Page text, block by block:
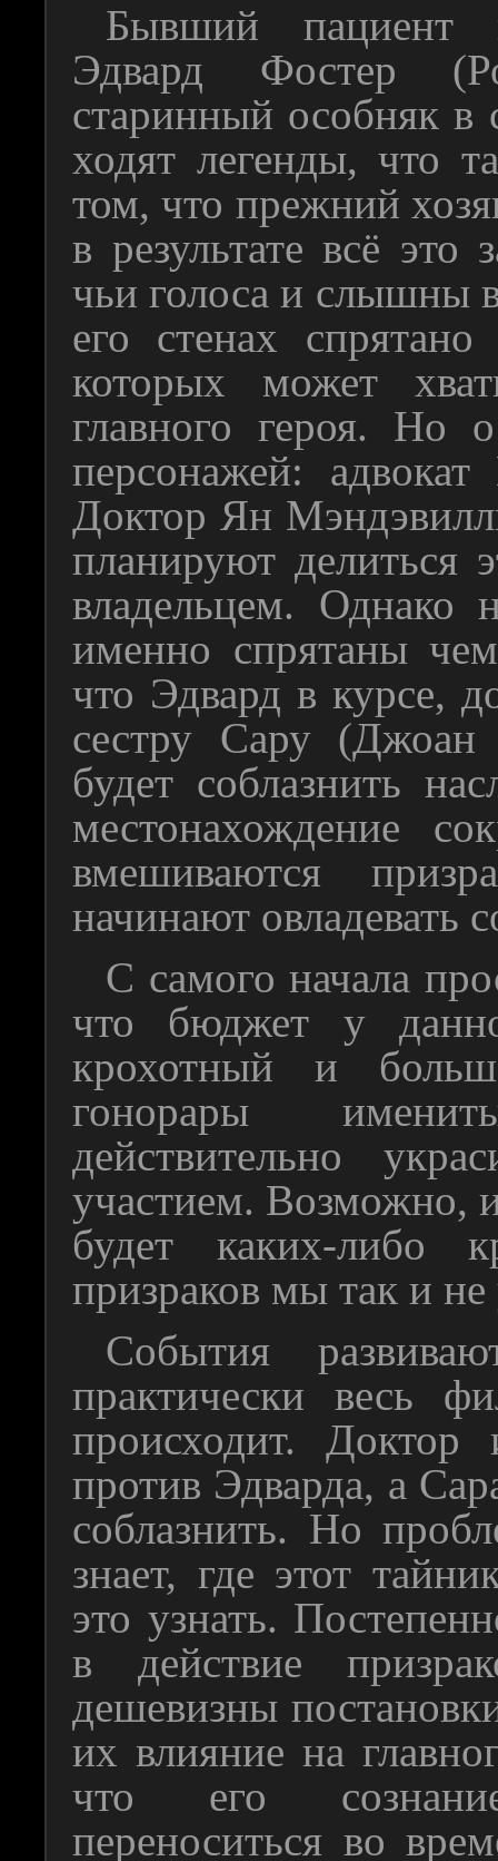
Бывший пациент
Эдвард Фостер
старинный особняк в
ходят легенды, что
том, что прежний
в результате всё это
чьи голоса и слышны
его стенах
которых может
главного героя. Но
персонажей:
Доктор Ян
планируют делиться
владельцем. Однако
именно спрятаны
что Эдвард в курсе,
сестру Сару (Джоан
будет соблазнить
местонахождение
вмешиваются
начинают овладевать
С самого начала
что бюджет у
крохотный и
гонорары
действительно
участием. Возможно,
будет каких-либо
призраков мы так и
События
практически весь
происходит. Доктор
против Эдварда, а
соблазнить. Но
знает, где этот
это узнать.
в действие
дешевизны
их влияние на
что его
переноситься во